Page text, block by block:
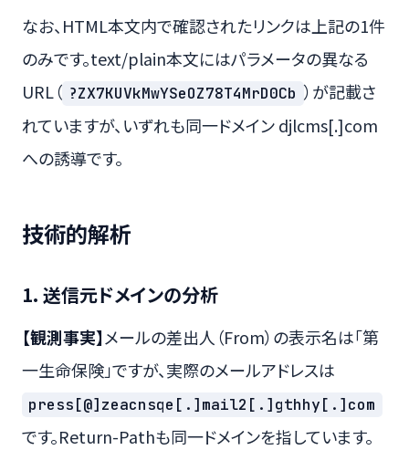
なお、HTML本文内で確認されたリンクは上記の1件
のみです。text/plain本文にはパラメータの異なる
URL（ ?ZX7KUVkMwYSeOZ78T4MrD0Cb ）が記載さ
れていますが、いずれも同一ドメイン djlcms[.]com
への誘導です。
技術的解析
1. 送信元ドメインの分析
【観測事実】メールの差出人（From）の表示名は「第
一生命保険」ですが、実際のメールアドレスは
press[@]zeacnsqe[.]mail2[.]gthhy[.]com
です。Return-Pathも同一ドメインを指しています。